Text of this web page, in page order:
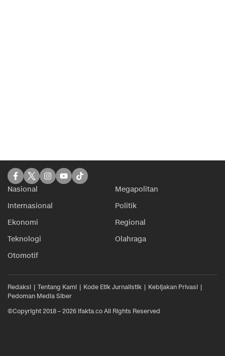
Nasional
Megapolitan
Internasional
Politik
Ekonomi
Regional
Teknologi
Olahraga
Otomotif
Redaksi Tentang Kami Kode Etik Jurnalistik
Kebijakan Privasi
Pedoman Media Siber
©Copyright 2018 – 2026 ifakta.co All Rights Reserved